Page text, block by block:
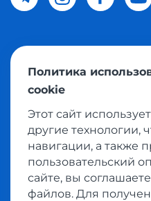
© 2026 Meest Shopping
магазинов мира в
Политика
Условия
Политика
cookie
Этот сайт
другие технологии,
навигации, а также
пользовательский
сайте, вы
файлов. Для